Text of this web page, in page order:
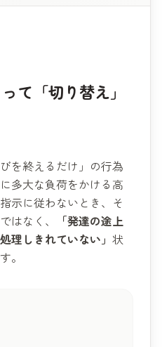
て「切り替え」
を終えるだけ」の行為
多大な負荷をかける高
示に従わないとき、そ
はなく、
「発達の途上
理しきれていない」 状
。